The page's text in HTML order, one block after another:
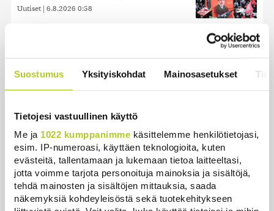
Suostumus Yksityiskohdat Mainosasetukset
Tietojesi vastuullinen käyttö
Me ja 1022 kumppanimme käsittelemme henkilötietojasi,
esim. IP-numeroasi, käyttäen teknologioita, kuten
evästeitä, tallentamaan ja lukemaan tietoa laitteeltasi,
jotta voimme tarjota personoituja mainoksia ja sisältöjä,
tehdä mainosten ja sisältöjen mittauksia, saada
näkemyksiä kohdeyleisöstä sekä tuotekehitykseen
Uutiset | 6.8.2026 0:58
ihmeessä?
Uusimmat
Thaimaassa kouluampuminen lähellä Bangkokia